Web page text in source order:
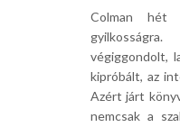
Colman
végiggondolt,
kipróbált, az
Azért járt
nemcsak a